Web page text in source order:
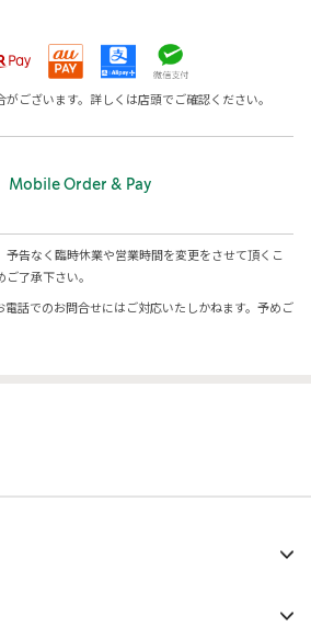
ございます。詳しくは店頭でご確認ください。
Mobile Order & Pay
告なく臨時休業や営業時間を変更をさせて頂くこ
了承下さい。
電話でのお問合せにはご対応いたしかねます。予めご